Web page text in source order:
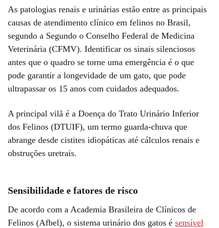
As patologias renais e urinárias estão entre as principais
causas de atendimento clínico em felinos no Brasil,
segundo a Segundo o Conselho Federal de Medicina
Veterinária (CFMV). Identificar os sinais silenciosos
antes que o quadro se torne uma emergência é o que
pode garantir a longevidade de um gato, que pode
ultrapassar os 15 anos com cuidados adequados.
A principal vilã é a Doença do Trato Urinário Inferior
dos Felinos (DTUIF), um termo guarda-chuva que
abrange desde cistites idiopáticas até cálculos renais e
obstruções uretrais.
Sensibilidade e fatores de risco
De acordo com a Academia Brasileira de Clínicos de
Felinos (Afbel), o sistema urinário dos gatos é sensível